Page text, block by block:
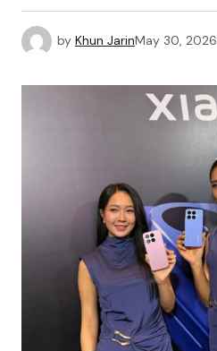
by Khun JarinMay 30, 2026